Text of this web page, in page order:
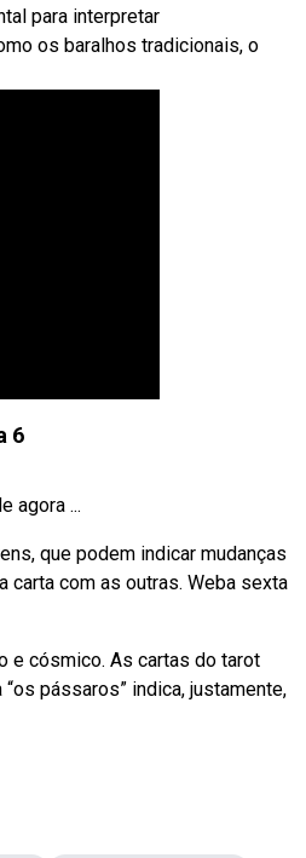
para interpretar
os baralhos tradicionais, o
6
agora ...
que podem indicar mudanças
com as outras. Weba sexta
e cósmico. As cartas do tarot
pássaros” indica, justamente,